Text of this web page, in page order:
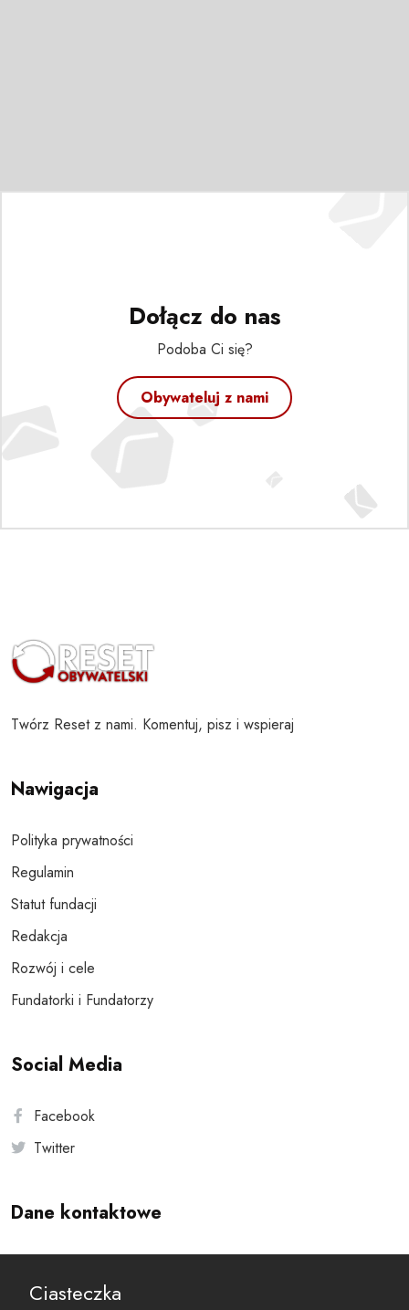
Dołącz do nas
Podoba Ci się?
Obywateluj z nami
Twórz Reset z nami. Komentuj, pisz i wspieraj
Nawigacja
Polityka prywatności
Regulamin
Statut fundacji
Redakcja
Rozwój i cele
Fundatorki i Fundatorzy
Social Media
Facebook
Twitter
Dane kontaktowe
reset@resetobywatelski.pl
Ciasteczka